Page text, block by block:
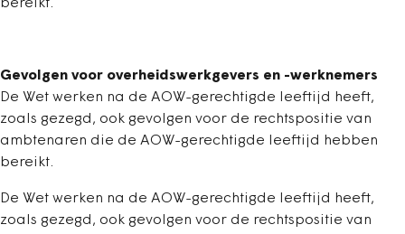
bereikt.
Gevolgen voor overheidswerkgevers en -werknemers
De Wet werken na de AOW-gerechtigde leeftijd heeft,
zoals gezegd, ook gevolgen voor de rechtspositie van
ambtenaren die de AOW-gerechtigde leeftijd hebben
bereikt.
De Wet werken na de AOW-gerechtigde leeftijd heeft,
zoals gezegd, ook gevolgen voor de rechtspositie van